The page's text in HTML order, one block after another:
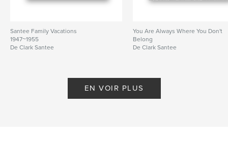
Santee Family Vacations
1947~1955
De Clark Santee
You Are Always Where You Don't
Belong
De Clark Santee
EN VOIR PLUS